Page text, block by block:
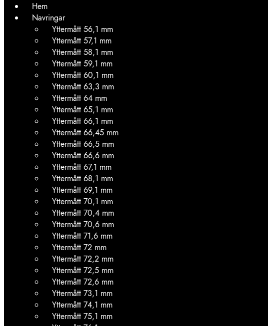
Hem
Navringar
Yttermått 56,1 mm
Yttermått 57,1 mm
Yttermått 58,1 mm
Yttermått 59,1 mm
Yttermått 60,1 mm
Yttermått 63,3 mm
Yttermått 64 mm
Yttermått 65,1 mm
Yttermått 66,1 mm
Yttermått 66,45 mm
Yttermått 66,5 mm
Yttermått 66,6 mm
Yttermått 67,1 mm
Yttermått 68,1 mm
Yttermått 69,1 mm
Yttermått 70,1 mm
Yttermått 70,4 mm
Yttermått 70,6 mm
Yttermått 71,6 mm
Yttermått 72 mm
Yttermått 72,2 mm
Yttermått 72,5 mm
Yttermått 72,6 mm
Yttermått 73,1 mm
Yttermått 74,1 mm
Yttermått 75,1 mm